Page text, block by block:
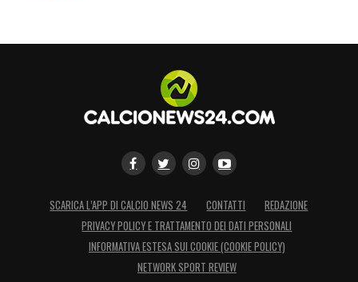
SCARICA L’APP DI CALCIO NEWS 24 CONTATTI
REDAZIONE
PRIVACY POLICY E TRATTAMENTO DEI DATI PERSONALI
INFORMATIVA ESTESA SUI COOKIE (COOKIE POLICY)
NETWORK SPORT REVIEW